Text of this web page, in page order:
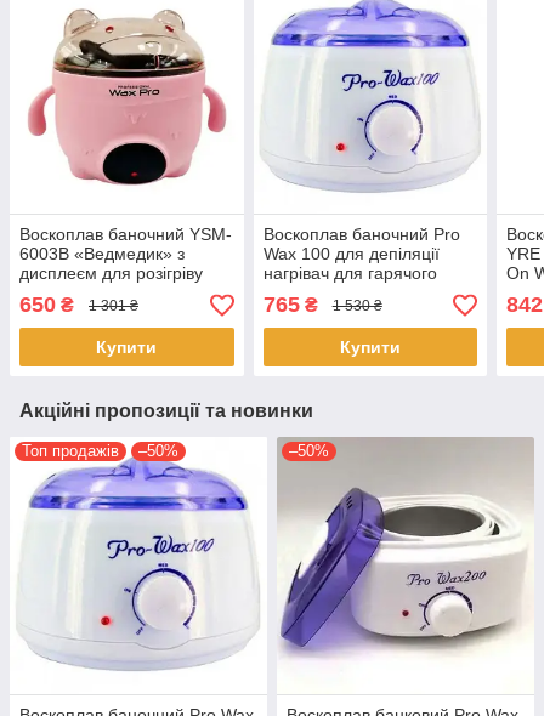
Воскоплав баночний YSM-
6003B «Ведмедик» з
дисплеєм для розігріву
воску 400 мл 100 Вт
Розовий
650 ₴ 1 301 ₴
Купити
Воскоплав баночний Pro
Wax 100 для депіляції
нагрівач для гарячого
воску з терморегулятором
765₴ 1 530 ₴
Купити
On
842
Акційні пропозиції та новинки
Топ продажів –50% –50%